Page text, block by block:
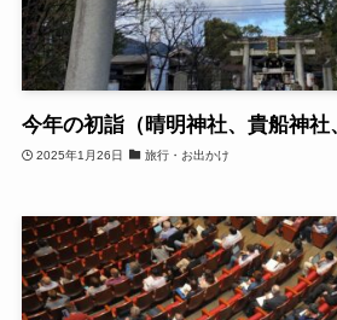
今年の初詣（晴明神社、貴船神社
2025年1月26日 旅行・お出かけ